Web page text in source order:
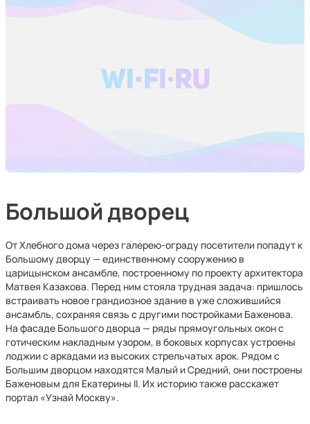
Большой дворец
От Хлебного дома через галерею-ограду посетители попадут к
Большому дворцу — единственному сооружению в
царицынском ансамбле, построенному по проекту архитектора
Матвея Казакова. Перед ним стояла трудная задача: пришлось
встраивать новое грандиозное здание в уже сложившийся
ансамбль, сохраняя связь с другими постройками Баженова.
На фасаде Большого дворца — ряды прямоугольных окон с
готическим накладным узором, в боковых корпусах устроены
лоджии с аркадами из высоких стрельчатых арок. Рядом с
Большим дворцом находятся Малый и Средний, они построены
Баженовым для Екатерины II. Их историю также расскажет
портал «Узнай Москву».